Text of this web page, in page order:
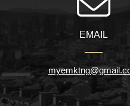
EMAIL